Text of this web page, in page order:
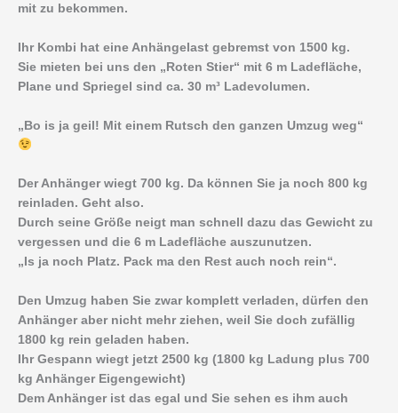
mit zu bekommen.
Ihr Kombi hat eine Anhängelast gebremst von 1500 kg.
Sie mieten bei uns den „Roten Stier“ mit 6 m Ladefläche,
Plane und Spriegel sind ca. 30 m³ Ladevolumen.
„Bo is ja geil! Mit einem Rutsch den ganzen Umzug weg“
Der Anhänger wiegt 700 kg. Da können Sie ja noch 800 kg
reinladen. Geht also.
Durch seine Größe neigt man schnell dazu das Gewicht zu
vergessen und die 6 m Ladefläche auszunutzen.
„Is ja noch Platz. Pack ma den Rest auch noch rein“.
Den Umzug haben Sie zwar komplett verladen, dürfen den
Anhänger aber nicht mehr ziehen, weil Sie doch zufällig
1800 kg rein geladen haben.
Ihr Gespann wiegt jetzt 2500 kg (1800 kg Ladung plus 700
kg Anhänger Eigengewicht)
Dem Anhänger ist das egal und Sie sehen es ihm auch